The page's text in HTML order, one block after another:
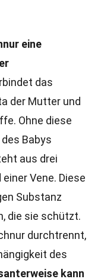
eine
das
der Mutter und
Ohne diese
Babys
aus drei
Vene. Diese
Substanz
die sie schützt.
durchtrennt,
des
kann